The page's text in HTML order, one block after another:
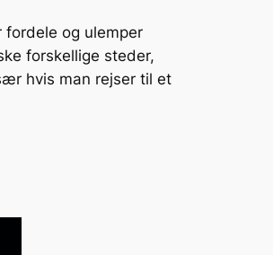
og ulemper
forskellige steder,
hvis man rejser til et